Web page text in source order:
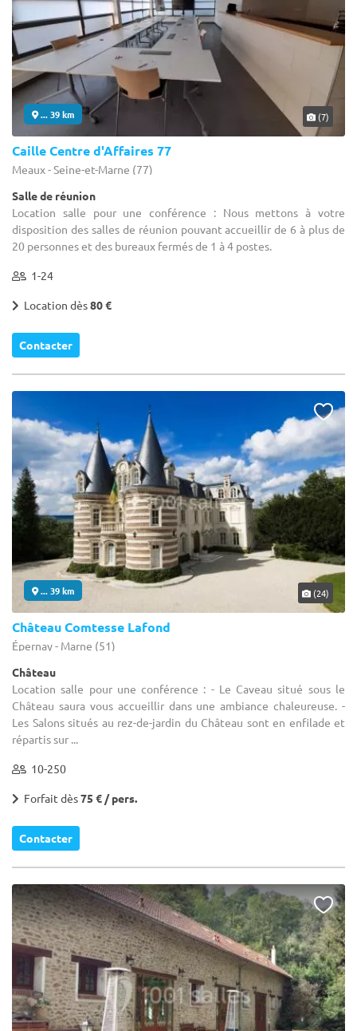
... 39 km (7)
Caille Centre d'Affaires 77
Meaux - Seine-et-Marne (77)
Salle de réunion
Location salle pour une conférence : Nous mettons à votre
disposition des salles de réunion pouvant accueillir de 6 à plus de
20 personnes et des bureaux fermés de 1 à 4 postes.
1-24
Location dès80 €
Contacter
... 39 km (24)
Château Comtesse Lafond
Épernay - Marne (51)
Château
Location salle pour une conférence : - Le Caveau situé sous le
Château saura vous accueillir dans une ambiance chaleureuse. -
Les Salons situés au rez-de-jardin du Château sont en enfilade et
répartis sur ...
10-250
Forfait dès75 € / pers.
Contacter